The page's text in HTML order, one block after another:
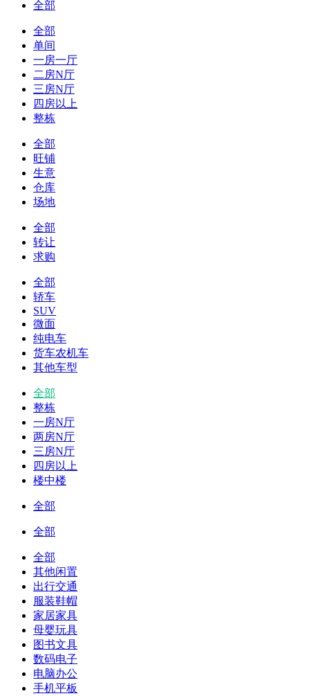
全部
全部
单间
一房一厅
二房N厅
三房N厅
四房以上
整栋
全部
旺铺
生意
仓库
场地
全部
转让
求购
全部
轿车
SUV
微面
纯电车
货车农机车
其他车型
全部
整栋
一房N厅
两房N厅
三房N厅
四房以上
楼中楼
全部
全部
全部
其他闲置
出行交通
服装鞋帽
家居家具
母婴玩具
图书文具
数码电子
电脑办公
手机平板